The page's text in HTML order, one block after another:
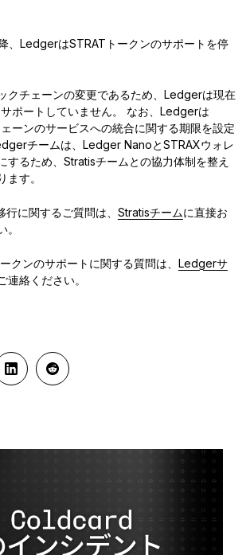
、LedgerはSTRATトークンのサポートを停
クチェーンの変更であるため、Ledgerは現在
ポートしていません。 なお、Ledgerは
ーンのサービスへの統合に関する期限を設定
チームは、Ledger NanoとSTRAXウォレ
するため、Stratisチームとの協力体制を整え
ます。
に関するご質問は、 Stratisチームに直接お
クンのサポートに関する質問は、 Ledgerサ
連絡ください。